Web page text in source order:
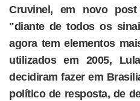
Cruvinel, em novo
"diante de todos os
agora tem elementos
utilizados em 2005,
decidiram fazer em
político de resposta, de